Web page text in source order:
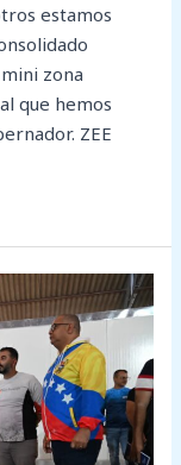
estamos
zona
que hemos
ZEE